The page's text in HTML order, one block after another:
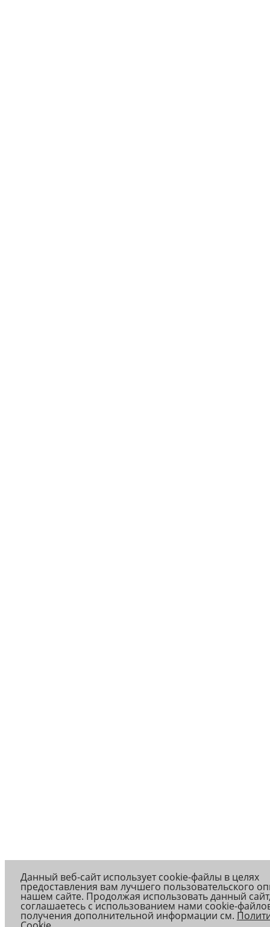
Данный веб-сайт использует cookie-файлы в целях
предоставления вам лучшего пользовательского
нашем сайте. Продолжая использовать данный
соглашаетесь с использованием нами cookie-
получения дополнительной информации см.